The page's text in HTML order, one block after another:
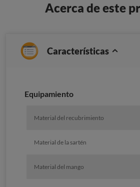
Acerca de este
Características
Equipamiento
Material del recubrimiento
Material de la sartén
Material del mango